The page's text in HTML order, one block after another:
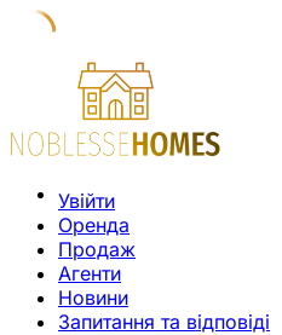
Увійти
Оренда
Продаж
Агенти
Новини
Запитання та відповіді